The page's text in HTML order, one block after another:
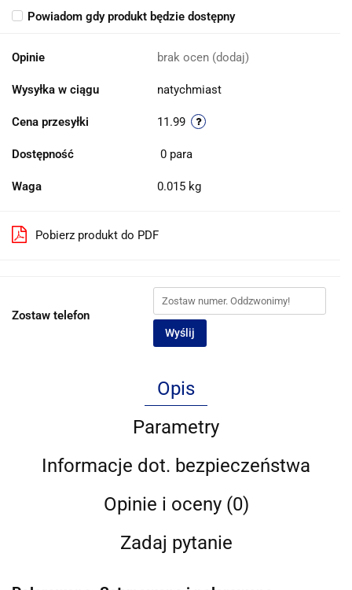
Powiadom gdy produkt będzie dostępny
Opinie brak ocen (dodaj)
Wysyłka w ciągu natychmiast
Cena przesyłki 11.99
Dostępność 0 para
Waga 0.015 kg
Pobierz produkt do PDF
Zostaw telefon
Wyślij
Opis
Parametry
Informacje dot. bezpieczeństwa
Opinie i oceny (0)
Zadaj pytanie